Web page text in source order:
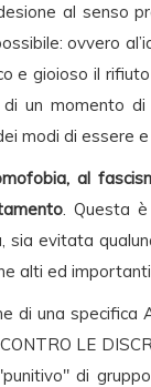
al senso
ovvero
e gioioso il
un momento
modi di essere
al
. Questa
sia evitata
alti ed
di una specifica
LE
di